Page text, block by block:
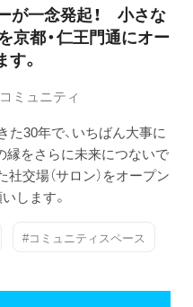
が一念発起！ 小さな
京都・仁王門通にオー
。
コミュニティ
た30年で、いちばん大事に
縁をさらに未来につないで
交場（サロン）をオープン
します。
#コミュニティスペース